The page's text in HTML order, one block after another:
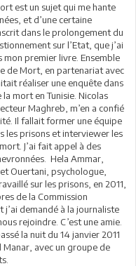
est un sujet qui me hante
et d’une certaine
dans le prolongement du
sur l’Etat, que j’ai
mon premier livre. Ensemble
de Mort, en partenariat avec
réaliser une enquête dans
mort en Tunisie. Nicolas
Maghreb, m’en a confié
Il fallait former une équipe
les prisons et interviewer les
J’ai fait appel à des
Hela Ammar,
Ouertani, psychologue,
sur les prisons, en 2011,
de la Commission
j’ai demandé à la journaliste
rejoindre. C’est une amie.
la nuit du 14 janvier 2011
Manar, avec un groupe de